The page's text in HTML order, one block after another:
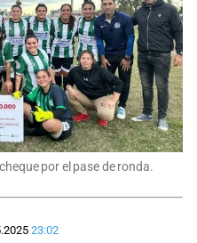
por el pase de ronda.
23:02